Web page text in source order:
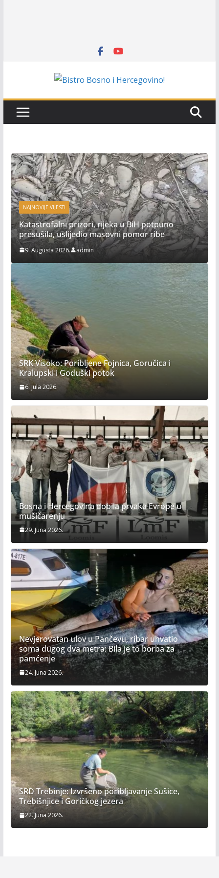
NAJNOVIJE VIJESTI
Satnica 7. i 8. kola Premijer lige BiH u
mušičarenju
7. Augusta 2026. admin
SRK Visoko: Poribljene Fojnica, Goručica i
Kralupski i Goduški potok
6. Jula 2026.
Bosna i Hercegovina dobila prvaka Evrope u
mušičarenju
29. Juna 2026.
Nevjerovatan ulov u Pančevu, ribar uhvatio
soma dugog dva metra: Bila je to borba za
pamćenje
24. Juna 2026.
SRD Trebinje: Izvršeno poribljavanje Sušice,
Trebišnjice i Goričkog jezera
22. Juna 2026.